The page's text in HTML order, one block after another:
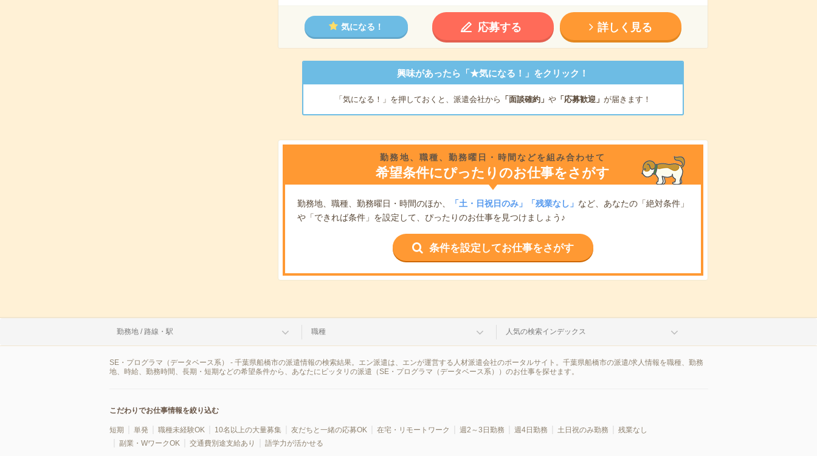
気になる！ 応募する 詳しく見る
興味があったら「★気になる！」をクリック！
「気になる！」を押しておくと、派遣会社から 「面談確約」 や「応募歓迎」 が届きます！
勤務地、職種、勤務曜日・時間などを組み合わせて
希望条件にぴったりのお仕事をさがす
勤務地、職種、勤務曜日・時間のほか、 「土・日祝日のみ」「残業なし」 など、あなたの「絶対条件」
や「できれば条件」を設定して、ぴったりのお仕事を見つけましょう♪
条件を設定してお仕事をさがす
勤務地 / 路線・駅 職種 人気の検索インデックス
SE・プログラマ（データベース系） - 千葉県船橋市の派遣情報の検索結果。エン派遣は、エンが運営する人材派遣会社のポータルサイト。千葉県船橋市の派遣/求人情報を職種、勤務
地、時給、勤務時間、長期・短期などの希望条件から、あなたにピッタリの派遣（SE・プログラマ（データベース系））のお仕事を探せます。
こだわりでお仕事情報を絞り込む
短期 単発 職種未経験OK 10名以上の大量募集 友だちと一緒の応募OK 在宅・リモートワーク 週2～3日勤務 週4日勤務 土日祝のみ勤務
残業なし
副業・WワークOK
交通費別途支給あり 語学力が活かせる